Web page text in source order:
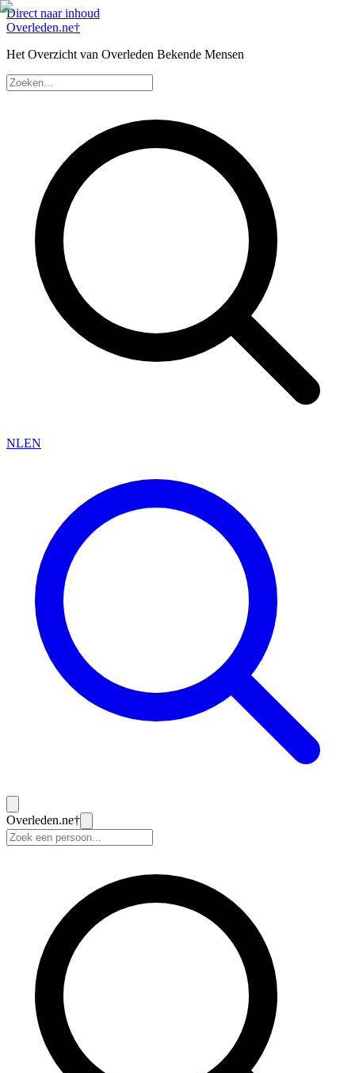
Direct naar inhoud
Overleden.ne†
Het Overzicht van Overleden Bekende Mensen
NLEN
Overleden.ne†